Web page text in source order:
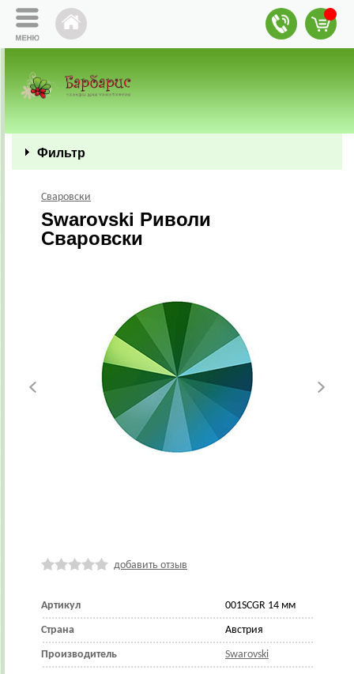
Фильтр
Сваровски
Swarovski Риволи
Сваровски
добавить отзыв
Артикул 001SCGR 14 мм
Страна Австрия
Производитель Swarovski